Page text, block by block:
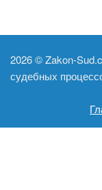
2026 ©Zakon-
судебных